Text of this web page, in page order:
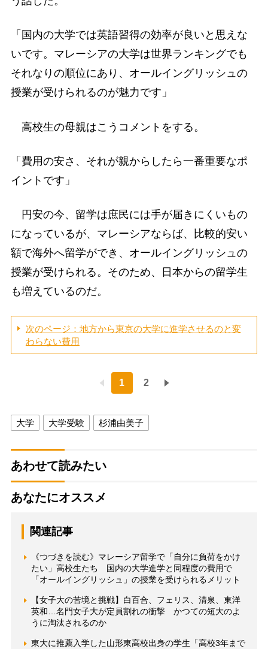
「国内の大学では英語習得の効率が良いと思えな
いです。マレーシアの大学は世界ランキングでも
それなりの順位にあり、オールイングリッシュの
授業が受けられるのが魅力です」
高校生の母親はこうコメントをする。
「費用の安さ、それが親からしたら一番重要なポ
イントです」
円安の今、留学は庶民には手が届きにくいもの
になっているが、マレーシアならば、比較的安い
額で海外へ留学ができ、オールイングリッシュの
授業が受けられる。そのため、日本からの留学生
も増えているのだ。
次のページ：地方から東京の大学に進学させるのと変
わらない費用
1 2
大学 大学受験 杉浦由美子
あわせて読みたい
あなたにオススメ
関連記事
《つづきを読む》マレーシア留学で「自分に負荷をかけ
たい」高校生たち 国内の大学進学と同程度の費用で
「オールイングリッシュ」の授業を受けられるメリット
【女子大の苦境と挑戦】白百合、フェリス、清泉、東洋
英和…名門女子大が定員割れの衝撃 かつての短大のよ
うに淘汰されるのか
東大に推薦入学した山形東高校出身の学生「高校3年まで